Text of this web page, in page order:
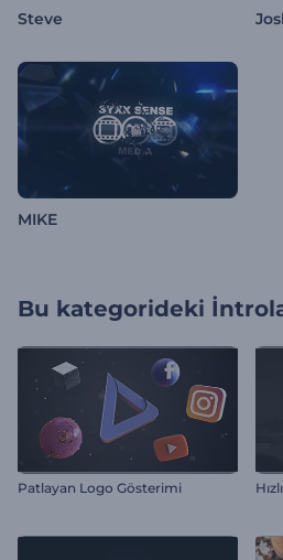
Steve
MIKE
Bu kategorideki
Patlayan Logo Gösterimi